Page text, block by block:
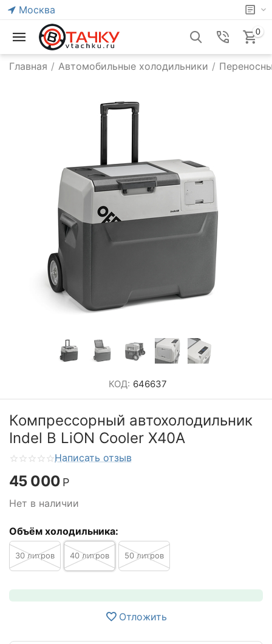
Москва
0
Главная / Автомобильные холодильники /
КОД: 646637
Компрессорный автохолодильник
Indel B LiON Cooler X40A
Написать отзыв
45 000 Р
Нет в наличии
Объём холодильника:
30 литров 40 литров 50 литров
Отложить